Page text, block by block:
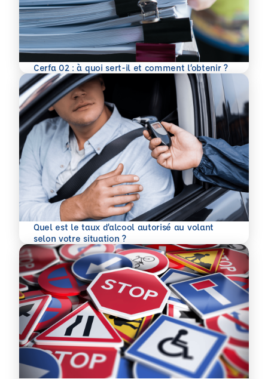
Cerfa 02 : à quoi sert-il et comment l’obtenir ?
En savoir plus
Quel est le taux d’alcool autorisé au volant
selon votre situation ?
En savoir plus